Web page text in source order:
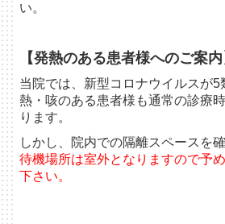
い。
【発熱のある患者様へのご案内
当院では、新型コロナウイルスが5
熱・咳のある患者様も通常の診療
ります。
しかし、院内での隔離スペースを
待機場所は室外となりますので予
下さい。